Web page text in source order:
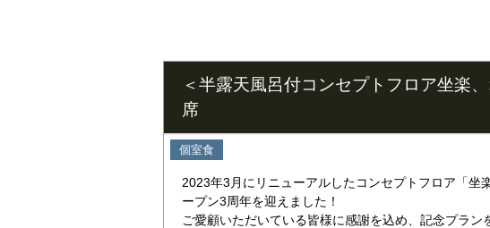
＜半露天風呂付コンセプトフロア坐楽
席
個室食
2023年3月にリニューアルしたコンセプトフロア「坐
ープン3周年を迎えました！
ご愛顧いただいている皆様に感謝を込め、記念プラン